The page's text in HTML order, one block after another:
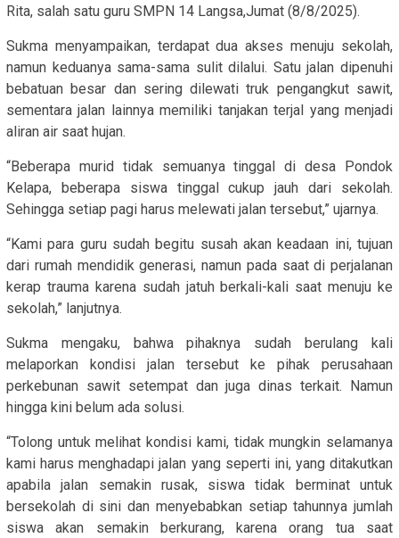
Rita, salah satu guru SMPN 14 Langsa,Jumat (8/8/2025).
Sukma menyampaikan, terdapat dua akses menuju sekolah,
namun keduanya sama-sama sulit dilalui. Satu jalan dipenuhi
bebatuan besar dan sering dilewati truk pengangkut sawit,
sementara jalan lainnya memiliki tanjakan terjal yang menjadi
aliran air saat hujan.
“Beberapa murid tidak semuanya tinggal di desa Pondok
Kelapa, beberapa siswa tinggal cukup jauh dari sekolah.
Sehingga setiap pagi harus melewati jalan tersebut,” ujarnya.
“Kami para guru sudah begitu susah akan keadaan ini, tujuan
dari rumah mendidik generasi, namun pada saat di perjalanan
kerap trauma karena sudah jatuh berkali-kali saat menuju ke
sekolah,” lanjutnya.
Sukma mengaku, bahwa pihaknya sudah berulang kali
melaporkan kondisi jalan tersebut ke pihak perusahaan
perkebunan sawit setempat dan juga dinas terkait. Namun
hingga kini belum ada solusi.
“Tolong untuk melihat kondisi kami, tidak mungkin selamanya
kami harus menghadapi jalan yang seperti ini, yang ditakutkan
apabila jalan semakin rusak, siswa tidak berminat untuk
bersekolah di sini dan menyebabkan setiap tahunnya jumlah
siswa akan semakin berkurang, karena orang tua saat